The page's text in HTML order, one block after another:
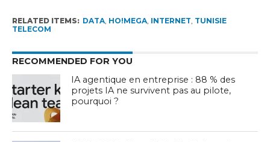
RELATED ITEMS: DATA, HO!MEGA, INTERNET, TUNISIE
TELECOM
RECOMMENDED FOR YOU
IA agentique en entreprise : 88 % des
projets IA ne survivent pas au pilote,
pourquoi ?